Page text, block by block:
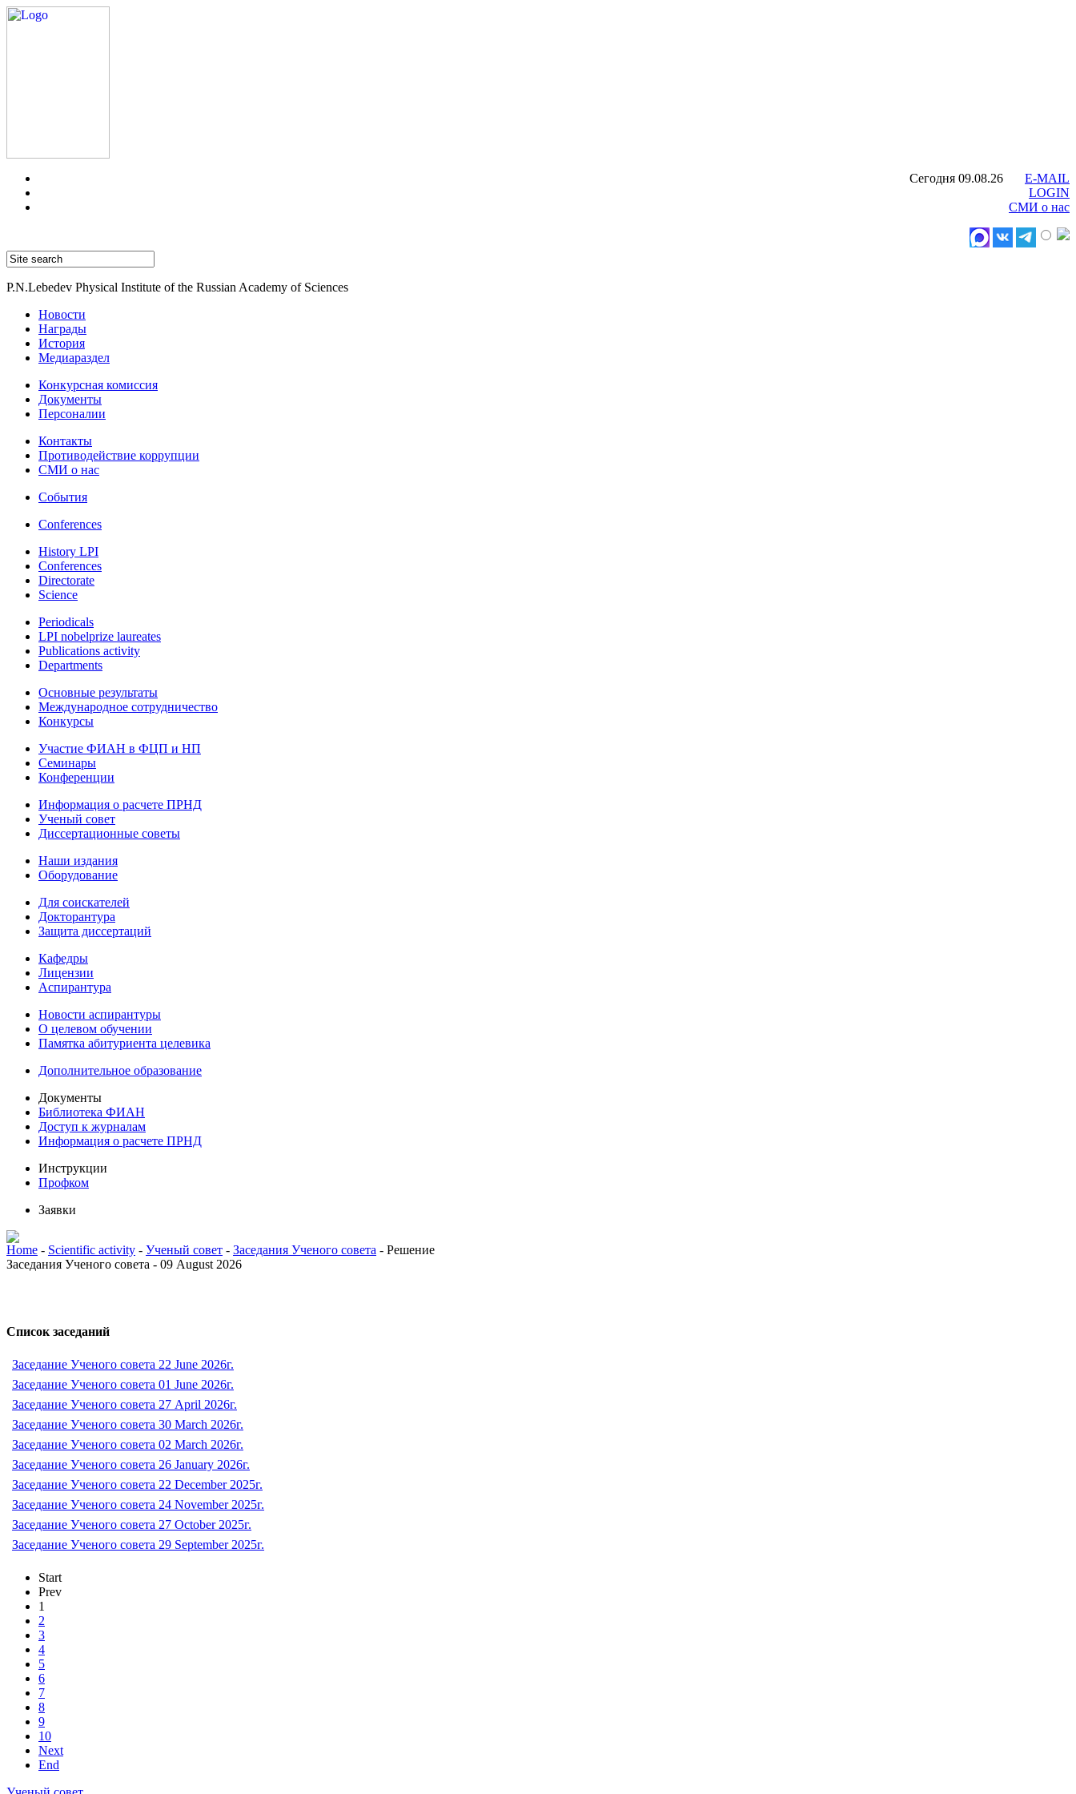
Сегодня 09.08.26
E-MAIL
LOGIN
СМИ о нас
P.N.Lebedev Physical Institute of the Russian Academy of Sciences
Новости
Награды
История
Медиараздел
Конкурсная комиссия
Документы
Персоналии
Контакты
Противодействие коррупции
СМИ о нас
События
Conferences
History LPI
Conferences
Directorate
Science
Periodicals
LPI nobelprize laureates
Publications activity
Departments
Основные результаты
Международное сотрудничество
Конкурсы
Участие ФИАН в ФЦП и НП
Семинары
Конференции
Информация о расчете ПРНД
Ученый совет
Диссертационные советы
Наши издания
Оборудование
Для соискателей
Докторантура
Защита диссертаций
Кафедры
Лицензии
Аспирантура
Новости аспирантуры
О целевом обучении
Памятка абитуриента целевика
Дополнительное образование
Документы
Библиотека ФИАН
Доступ к журналам
Информация о расчете ПРНД
Инструкции
Профком
Заявки
Home - Scientific activity - Ученый совет - Заседания Ученого совета - Решение
Заседания Ученого совета - 09 August 2026
Список заседаний
Заседание Ученого совета 22 June 2026г.
Заседание Ученого совета 01 June 2026г.
Заседание Ученого совета 27 April 2026г.
Заседание Ученого совета 30 March 2026г.
Заседание Ученого совета 02 March 2026г.
Заседание Ученого совета 26 January 2026г.
Заседание Ученого совета 22 December 2025г.
Заседание Ученого совета 24 November 2025г.
Заседание Ученого совета 27 October 2025г.
Заседание Ученого совета 29 September 2025г.
Start
Prev
1
2
3
4
5
6
7
8
9
10
Next
End